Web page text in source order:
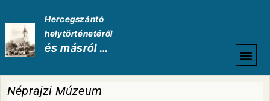
Hercegszántó
helytörténetéről
és másról …
Néprajzi Múzeum